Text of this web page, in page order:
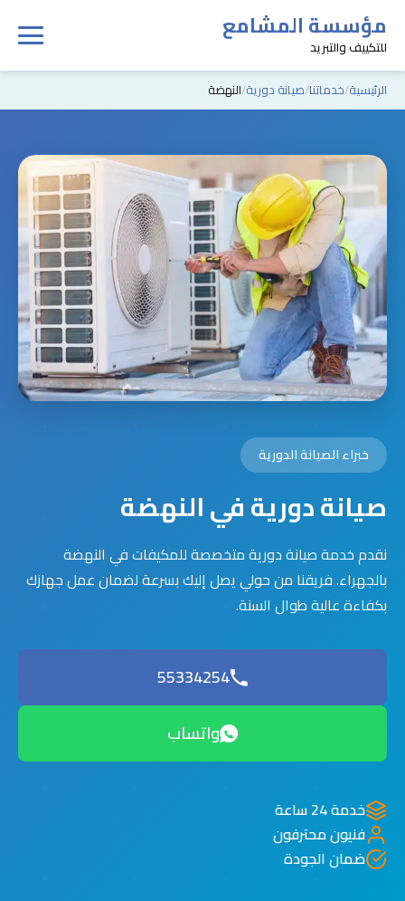
مؤسسة المشامع
للتكييف والتبريد
الرئيسية خدماتنا صيانة دورية النهضة
خبراء الصيانة الدورية
صيانة دورية في النهضة
نقدم خدمة صيانة دورية متخصصة للمكيفات في النهضة
بالجهراء. فريقنا من حولي يصل إليك بسرعة لضمان عمل جهازك
بكفاءة عالية طوال السنة.
55334254
واتساب
خدمة 24 ساعة
فنيون محترفون
ضمان الجودة